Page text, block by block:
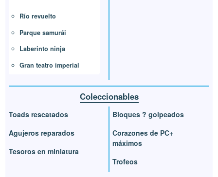
Río revuelto
Parque samurái
Laberinto ninja
Gran teatro imperial
Coleccionables
Toads rescatados
Agujeros reparados
Tesoros en miniatura
Bloques ? golpeados
Corazones de PC+
máximos
Trofeos